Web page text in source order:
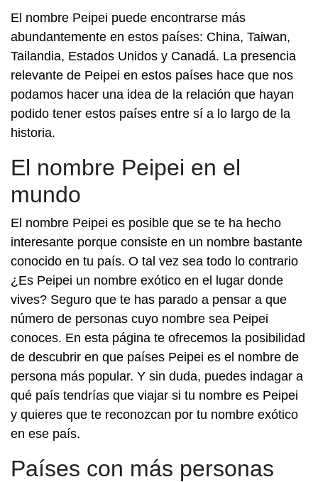
El nombre Peipei puede encontrarse más
abundantemente en estos países: China, Taiwan,
Tailandia, Estados Unidos y Canadá. La presencia
relevante de Peipei en estos países hace que nos
podamos hacer una idea de la relación que hayan
podido tener estos países entre sí a lo largo de la
historia.
El nombre Peipei en el
mundo
El nombre Peipei es posible que se te ha hecho
interesante porque consiste en un nombre bastante
conocido en tu país. O tal vez sea todo lo contrario
¿Es Peipei un nombre exótico en el lugar donde
vives? Seguro que te has parado a pensar a que
número de personas cuyo nombre sea Peipei
conoces. En esta página te ofrecemos la posibilidad
de descubrir en que países Peipei es el nombre de
persona más popular. Y sin duda, puedes indagar a
qué país tendrías que viajar si tu nombre es Peipei
y quieres que te reconozcan por tu nombre exótico
en ese país.
Países con más personas